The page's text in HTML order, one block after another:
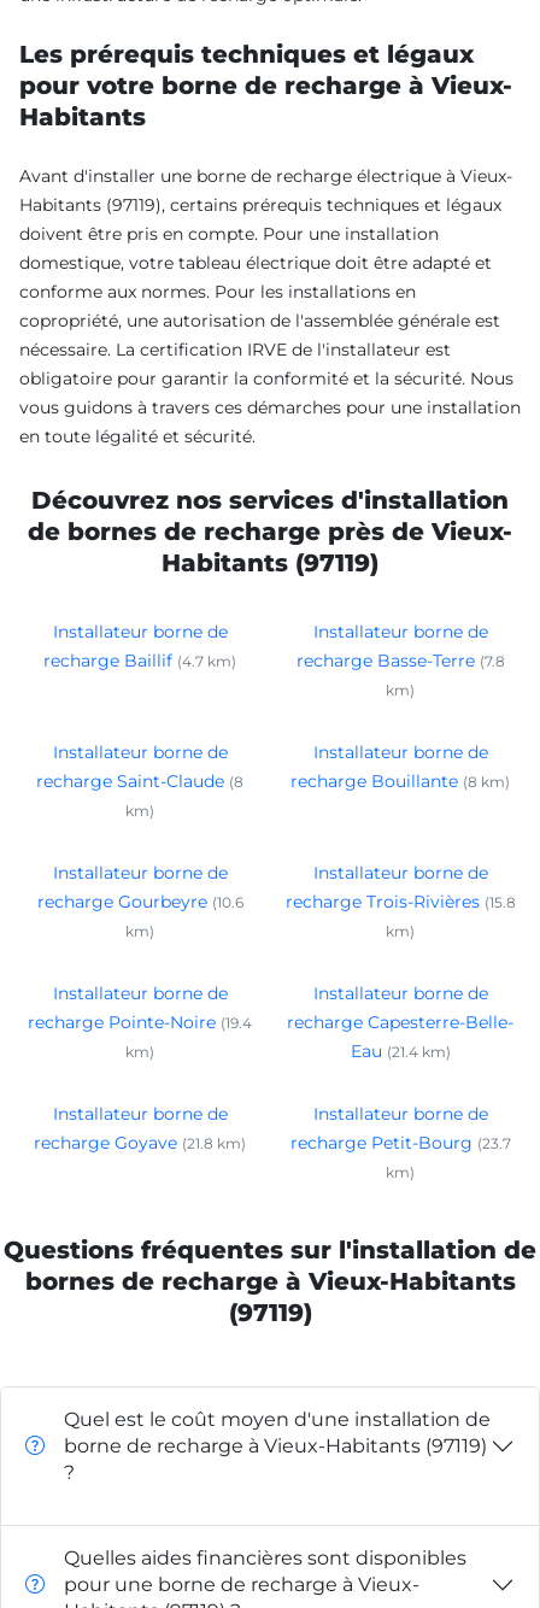
Les prérequis techniques et légaux
pour votre borne de recharge à Vieux-
Habitants
Avant d'installer une borne de recharge électrique à Vieux-
Habitants (97119), certains prérequis techniques et légaux
doivent être pris en compte. Pour une installation
domestique, votre tableau électrique doit être adapté et
conforme aux normes. Pour les installations en
copropriété, une autorisation de l'assemblée générale est
nécessaire. La certification IRVE de l'installateur est
obligatoire pour garantir la conformité et la sécurité. Nous
vous guidons à travers ces démarches pour une installation
en toute légalité et sécurité.
Découvrez nos services d'installation
de bornes de recharge près de Vieux-
Habitants (97119)
Installateur borne de
recharge Baillif (4.7 km)
Installateur borne de
recharge Basse-Terre (7.8
km)
Installateur borne de
recharge Saint-Claude (8
km)
Installateur borne de
recharge Bouillante (8 km)
Installateur borne de
recharge Gourbeyre (10.6
km)
Installateur borne de
recharge Trois-Rivières (15.8
km)
Installateur borne de
recharge Pointe-Noire (19.4
km)
Installateur borne de
recharge Capesterre-Belle-
Eau (21.4 km)
Installateur borne de
recharge Goyave (21.8 km)
Installateur borne de
recharge Petit-Bourg (23.7
km)
Questions fréquentes sur l'installation de
bornes de recharge à Vieux-Habitants
(97119)
Quel est le coût moyen d'une installation de
borne de recharge à Vieux-Habitants (97119)
?
Quelles aides financières sont disponibles
pour une borne de recharge à Vieux-